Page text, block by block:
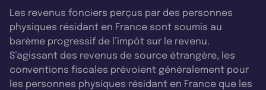
Les revenus fonciers perçus par des personnes
physiques résidant en France sont soumis au
barème progressif de l’impôt sur le revenu.
S’agissant des revenus de source étrangère, les
conventions fiscales prévoient généralement pour
les personnes physiques résidant en France que les